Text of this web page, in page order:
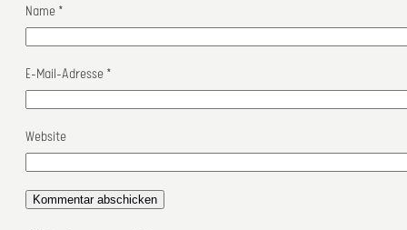
Name *
E-Mail-Adresse *
Website